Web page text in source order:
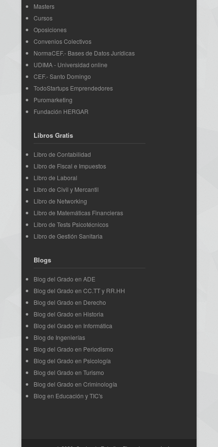
Masters
Cursos
Oposiciones
Convenios Colectivos
NormaCEF.- Bases de Datos Jurídicas
UDIMA - Universidad online
CEF.- Santo Domingo
TodoStartups Emprendedores
Puromarketing
Fundación HERGAR
Libros Gratis
Libro de Contabilidad
Libro de Fiscal e Impuestos
Libro de Laboral
Libro de Civil y Mercantil
Libro de Networking
Libro de Matemáticas Financieras
Libro de Tests Psicotécnicos
Libro de Gestión Sanitaria
Blogs
Blog del Grado en ADE
Blog del Grado en CC.TT y RR.HH
Blog del Grado en Derecho
Blog del Grado en Historia
Blog del Grado en Informática
Blog de Ingenierías
Blog del Grado en Periodismo
Blog del Grado en Psicología
Blog del Grado en Turismo
Blog del Grado en Criminología
Blog en Educación y TIC's